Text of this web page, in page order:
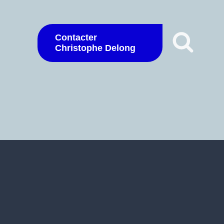
Contacter
Christophe Delong